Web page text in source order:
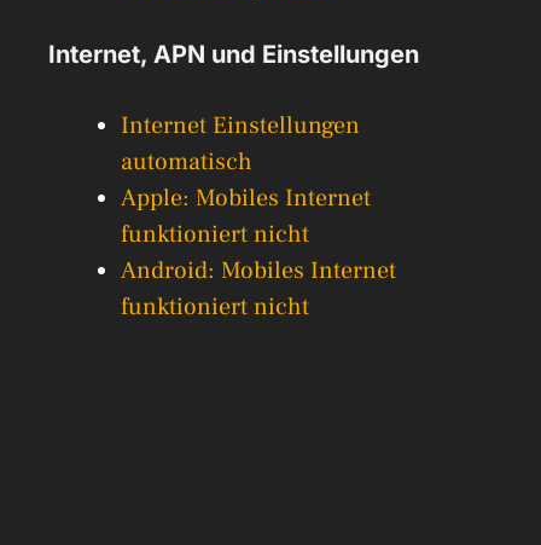
Internet, APN und Einstellungen
Internet Einstellungen
automatisch
Apple: Mobiles Internet
funktioniert nicht
Android: Mobiles Internet
funktioniert nicht